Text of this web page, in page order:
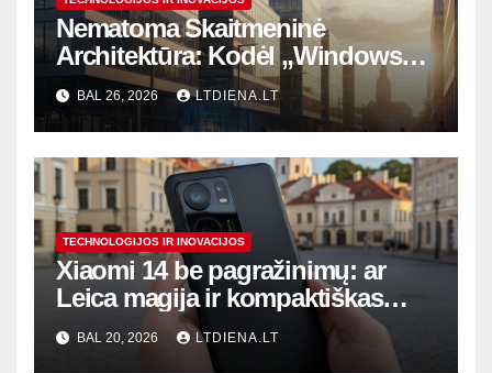
Nematoma Skaitmeninė
Architektūra: Kodėl „Windows“
Išlieka Rinkos Lyderiu ir Ką Nutyli
„Microsoft“?
BAL 26, 2026 LTDIENA.LT
TECHNOLOGIJOS IR INOVACIJOS
Xiaomi 14 be pagražinimų: ar
Leica magija ir kompaktiškas
korpusas verti jūsų investicijos?
BAL 20, 2026 LTDIENA.LT